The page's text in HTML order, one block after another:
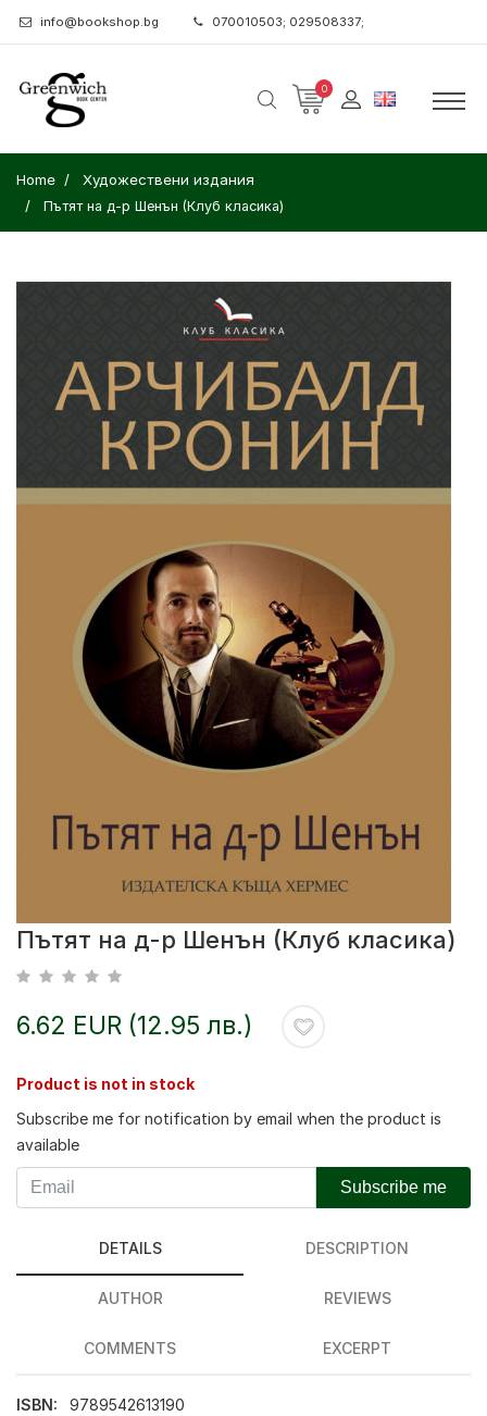
info@bookshop.bg 070010503; 029508337;
0
Home Художествени издания
Пътят на д-р Шенън (Клуб класика)
Пътят на д-р Шенън (Клуб класика)
6.62 EUR (12.95 лв.)
Product is not in stock
Subscribe me for notification by email when the product is
available
Subscribe me
DETAILS DESCRIPTION
AUTHOR REVIEWS
COMMENTS EXCERPT
ISBN:
9789542613190